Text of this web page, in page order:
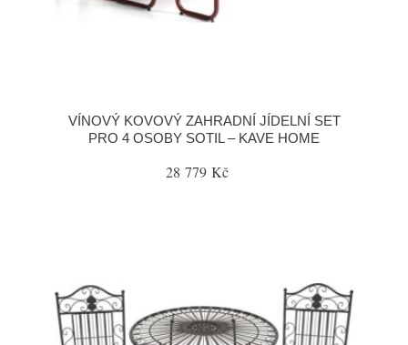
VÍNOVÝ KOVOVÝ ZAHRADNÍ JÍDELNÍ SET
PRO 4 OSOBY SOTIL – KAVE HOME
28 779 Kč